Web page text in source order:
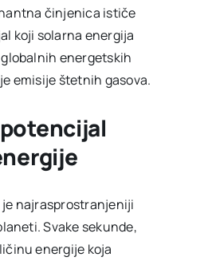
činjenica ističe
koji solarna energija
energetskih
emisije štetnih gasova.
najrasprostranjeniji
Svake sekunde,
energije koja